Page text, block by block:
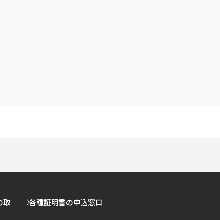
取 各種証明書の申込窓口